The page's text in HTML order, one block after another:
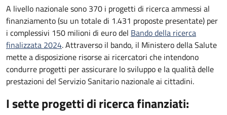
A livello nazionale sono 370 i progetti di ricerca ammessi al
finanziamento (su un totale di 1.431 proposte presentate) per
i complessivi 150 milioni di euro del Bando della ricerca
finalizzata 2024. Attraverso il bando, il Ministero della Salute
mette a disposizione risorse ai ricercatori che intendono
condurre progetti per assicurare lo sviluppo e la qualità delle
prestazioni del Servizio Sanitario nazionale ai cittadini.
I sette progetti di ricerca finanziati: